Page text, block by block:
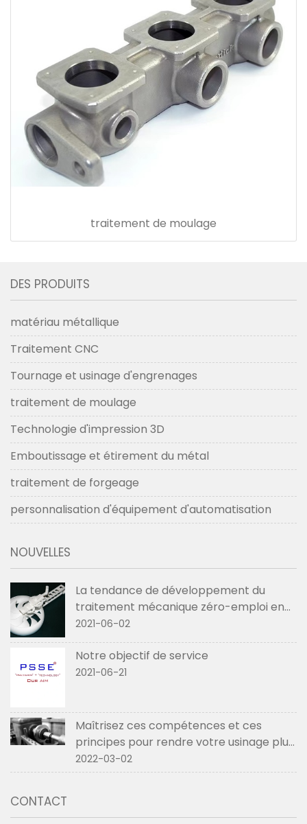
traitement de moulage
DES PRODUITS
matériau métallique
Traitement CNC
Tournage et usinage d'engrenages
traitement de moulage
Technologie d'impression 3D
Emboutissage et étirement du métal
traitement de forgeage
personnalisation d'équipement d'automatisation
NOUVELLES
La tendance de développement du
traitement mécanique zéro-emploi en
2021
2021-06-02
Notre objectif de service
2021-06-21
Maîtrisez ces compétences et ces
principes pour rendre votre usinage plus
fluide
2022-03-02
CONTACT